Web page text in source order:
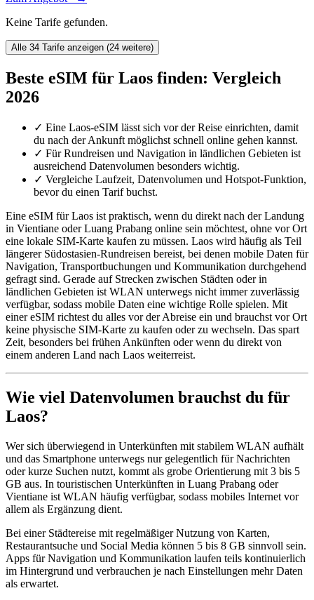
Keine Tarife gefunden.
Alle 34 Tarife anzeigen (24 weitere)
Beste eSIM für Laos finden: Vergleich
2026
✓ Eine Laos-eSIM lässt sich vor der Reise einrichten, damit
du nach der Ankunft möglichst schnell online gehen kannst.
✓ Für Rundreisen und Navigation in ländlichen Gebieten ist
ausreichend Datenvolumen besonders wichtig.
✓ Vergleiche Laufzeit, Datenvolumen und Hotspot-Funktion,
bevor du einen Tarif buchst.
Eine eSIM für Laos ist praktisch, wenn du direkt nach der Landung
in Vientiane oder Luang Prabang online sein möchtest, ohne vor Ort
eine lokale SIM-Karte kaufen zu müssen. Laos wird häufig als Teil
längerer Südostasien-Rundreisen bereist, bei denen mobile Daten für
Navigation, Transportbuchungen und Kommunikation durchgehend
gefragt sind. Gerade auf Strecken zwischen Städten oder in
ländlichen Gebieten ist WLAN unterwegs nicht immer zuverlässig
verfügbar, sodass mobile Daten eine wichtige Rolle spielen. Mit
einer eSIM richtest du alles vor der Abreise ein und brauchst vor Ort
keine physische SIM-Karte zu kaufen oder zu wechseln. Das spart
Zeit, besonders bei frühen Ankünften oder wenn du direkt von
einem anderen Land nach Laos weiterreist.
Wie viel Datenvolumen brauchst du für
Laos?
Wer sich überwiegend in Unterkünften mit stabilem WLAN aufhält
und das Smartphone unterwegs nur gelegentlich für Nachrichten
oder kurze Suchen nutzt, kommt als grobe Orientierung mit 3 bis 5
GB aus. In touristischen Unterkünften in Luang Prabang oder
Vientiane ist WLAN häufig verfügbar, sodass mobiles Internet vor
allem als Ergänzung dient.
Bei einer Städtereise mit regelmäßiger Nutzung von Karten,
Restaurantsuche und Social Media können 5 bis 8 GB sinnvoll sein.
Apps für Navigation und Kommunikation laufen teils kontinuierlich
im Hintergrund und verbrauchen je nach Einstellungen mehr Daten
als erwartet.